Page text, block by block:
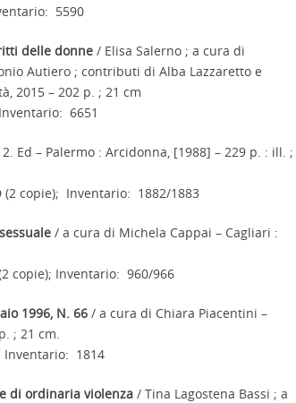
5590
delle donne / Elisa Salerno ; a cura di
Autiero ; contributi di Alba Lazzaretto e
2015 – 202 p. ; 21 cm
6651
2. Ed – Palermo : Arcidonna, [1988] – 229 p. : ill. ;
(2 copie); Inventario: 1882/1883
/ a cura di Michela Cappai – Cagliari :
copie); Inventario: 960/966
1996, N. 66 / a cura di Chiara Piacentini –
; 21 cm.
Inventario: 1814
di ordinaria violenza / Tina Lagostena Bassi ; a